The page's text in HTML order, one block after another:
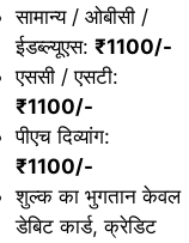
सामान्य / ओबीसी /
ईडब्ल्यूएस: ₹1100/-
एससी / एसटी:
₹1100/-
पीएच दिव्यांग:
₹1100/-
शुल्क का भुगतान केवल
डेबिट कार्ड, क्रेडिट